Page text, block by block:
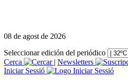
08 de agost de 2026
Seleccionar edición del periódico
Cerca
| Newsletters
Iniciar Sessió